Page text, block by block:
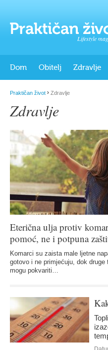
Lifestyle
Dom Obitelj Zdravlje
Praktičan život › Zdravlje
Zdravlje
Eterična ulja protiv
pomoć, ne i potpuna
Komarci su zaista male ljetne
gotovo i ne primjećuju, dok druge
mogu pokvariti…